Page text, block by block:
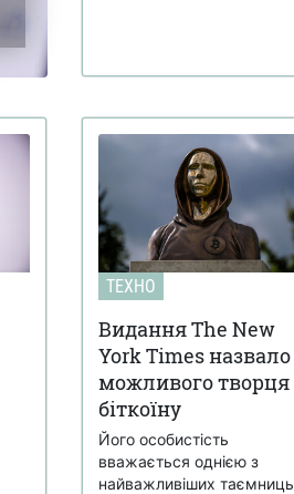
ТЕХНО
Видання The New
York Times назвало
можливого творця
біткоїну
Його особистість
вважається однією з
найважливіших таємниць